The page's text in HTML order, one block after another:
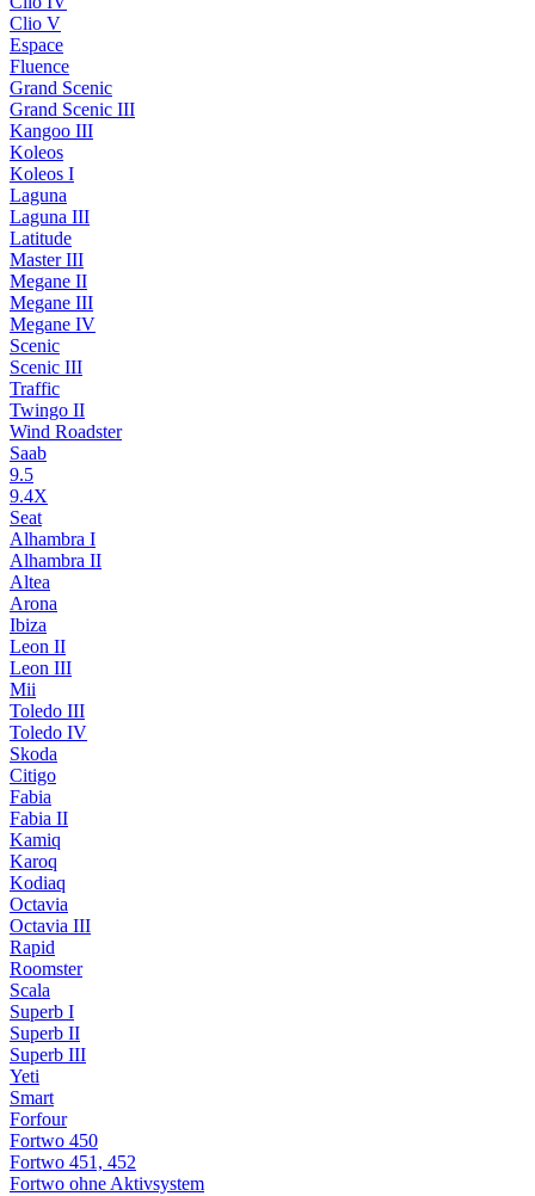
Clio V
Espace
Fluence
Grand Scenic
Grand Scenic III
Kangoo III
Koleos
Koleos I
Laguna
Laguna III
Latitude
Master III
Megane II
Megane III
Megane IV
Scenic
Scenic III
Traffic
Twingo II
Wind Roadster
Saab
9.5
9.4X
Seat
Alhambra I
Alhambra II
Altea
Arona
Ibiza
Leon II
Leon III
Mii
Toledo III
Toledo IV
Skoda
Citigo
Fabia
Fabia II
Kamiq
Karoq
Kodiaq
Octavia
Octavia III
Rapid
Roomster
Scala
Superb I
Superb II
Superb III
Yeti
Smart
Forfour
Fortwo 450
Fortwo 451, 452
Fortwo ohne Aktivsystem